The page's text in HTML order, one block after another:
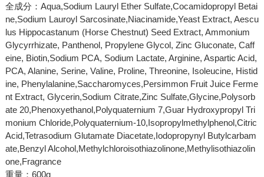
全成分：Aqua,Sodium Lauryl Ether Sulfate,Cocamidopropyl Betai
ne,Sodium Lauroyl Sarcosinate,Niacinamide,Yeast Extract, Aescu
lus Hippocastanum (Horse Chestnut) Seed Extract, Ammonium
Glycyrrhizate, Panthenol, Propylene Glycol, Zinc Gluconate, Caff
eine, Biotin,Sodium PCA, Sodium Lactate, Arginine, Aspartic Acid,
PCA, Alanine, Serine, Valine, Proline, Threonine, Isoleucine, Histid
ine, Phenylalanine,Saccharomyces,Persimmon Fruit Juice Ferme
nt Extract, Glycerin,Sodium Citrate,Zinc Sulfate,Glycine,Polysorb
ate 20,Phenoxyethanol,Polyquaternium 7,Guar Hydroxypropyl Tri
monium Chloride,Polyquaternium-10,Isopropylmethylphenol,Citric
Acid,Tetrasodium Glutamate Diacetate,Iodopropynyl Butylcarbam
ate,Benzyl Alcohol,Methylchloroisothiazolinone,Methylisothiazolin
one,Fragrance
重量：600g